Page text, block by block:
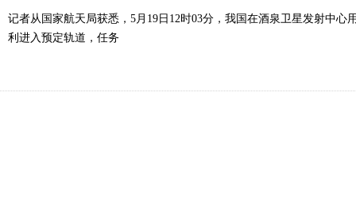
记者从国家航天局获悉，5月19日12时03分，我国在酒泉卫星发射中
利进入预定轨道，任务